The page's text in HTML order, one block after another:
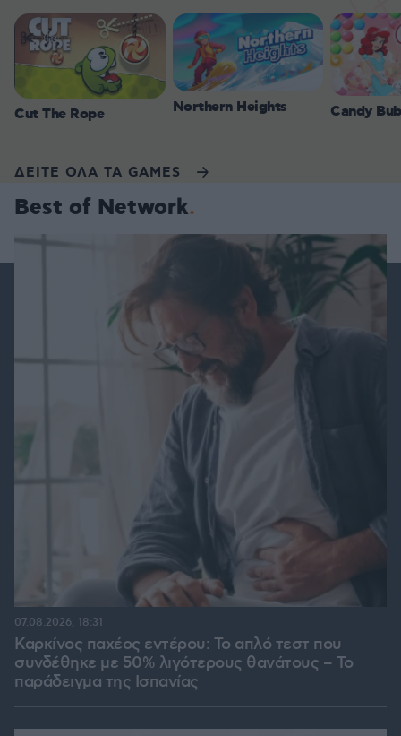
Cut The Rope Northern Heights Candy
ΔΕΙΤΕ ΟΛΑ ΤΑ GAMES
Best of Network
Καρκίνος παχέος εντέρου: Το απλό τεστ που
συνδέθηκε με 50% λιγότερους θανάτους – Το
παράδειγμα της Ισπανίας
07.08.2026, 18:31